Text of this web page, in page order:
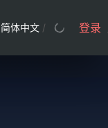
简体中文 / 登录